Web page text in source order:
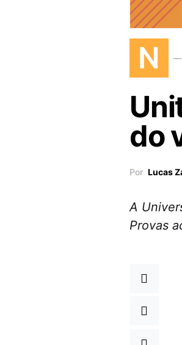
N
do
Por Lucas
A
Provas